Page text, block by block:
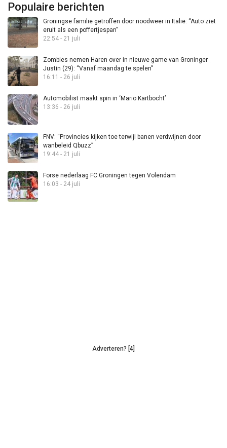
Populaire berichten
Groningse familie getroffen door noodweer in Italië: “Auto ziet
eruit als een poffertjespan”
22:54 - 21 juli
Zombies nemen Haren over in nieuwe game van Groninger
Justin (29): “Vanaf maandag te spelen”
16:11 - 26 juli
Automobilist maakt spin in ‘Mario Kartbocht’
13:36 - 26 juli
FNV: “Provincies kijken toe terwijl banen verdwijnen door
wanbeleid Qbuzz”
19:44 - 21 juli
Forse nederlaag FC Groningen tegen Volendam
16:03 - 24 juli
Adverteren? [4]